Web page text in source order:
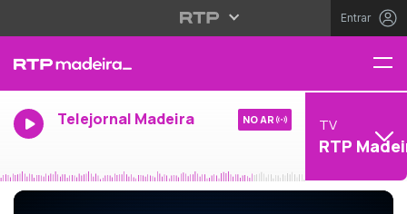
Entrar
Telejornal Madeira NO AR TV
RTP